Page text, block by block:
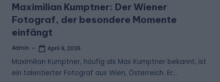
Maximilian Kumptner: Der Wiener
Fotograf, der besondere Momente
einfängt
Posted
Admin April 9, 2026
Maximilian Kumptner, häufig als Max Kumptner bekannt, ist
ein talentierter Fotograf aus Wien, Österreich. Er…